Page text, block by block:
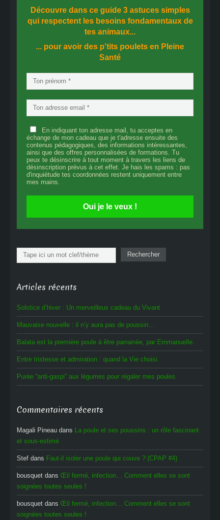
Découvre dans ce guide 3 astuces simples
qui respectent les besoins fondamentaux de
tes animaux...
... pour avoir des p'tits poulets en Pleine
Santé
En indiquant ton adresse mail, tu acceptes en
échange de mon cadeau que je t'adresse ensuite des
contenus pédagogiques, des informations intéressantes,
ainsi que des offres personnalisées de formations. Tu
peux te désinscrire à tout moment à travers les liens de
désinscription prévus à cet effet. Je hais les spams : pas
d'inquiétude tes coordonnées restent uniquement entre
mes mains.
Oui je le veux !
Rechercher Rechercher
Articles récents
Solstice d’hiver : Un merveilleux cadeau du Vivant
Mauvaise nouvelle : il n’y aura pas de poussin…
Balata est la première poule à être parrainée, par Emmanuelle.
Entre tristesse et admiration : quand la Vie choisi.
Purée “anti-gaspi” aux légumes pour régaler mes poules
Commentaires récents
Magali Pineau dans La poule et ses poussins : un rôle fascinant
et sous-estimé
Stef dans Faut-il isoler une poule qui couve ? (CPAP #4)
bousquet dans Œil fermé, infection… Comment elles se sont
soignées toutes seules !
bousquet dans Œil fermé, infection… Comment elles se sont
soignées toutes seules !